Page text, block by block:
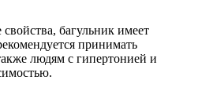
багульник имеет
принимать
людям с гипертонией и